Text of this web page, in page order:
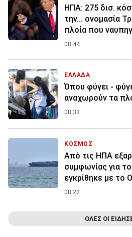
ΗΠΑ: 275 δισ.
την... ονομασία
πλοία που
08:44
ΕΛΛΑΔΑ
Όπου φύγει -
αναχωρούν τα
08:33
ΚΟΣΜΟΣ
Από τις ΗΠΑ
συμφωνίας για
εγκρίθηκε με το
08:22
ΟΛΕΣ ΟΙ